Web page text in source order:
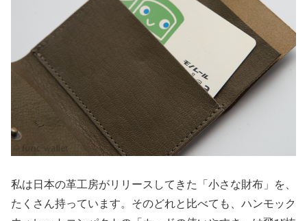
私は日本の革工房がリリースしてきた「小さな財布」を、
たくさん持っています。そのどれと比べても、ハンモック